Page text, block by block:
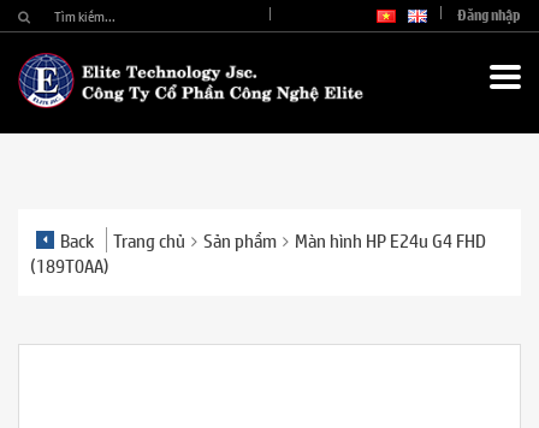
Đăng nhập
Back Trang chủ Sản phẩm
Màn hình HP E24u G4 FHD
(189T0AA)